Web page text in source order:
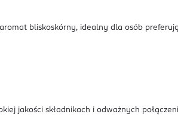
bliskoskórny, idealny dla osób
jakości składnikach i odważnych